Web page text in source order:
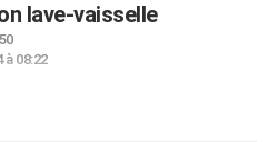
lave-vaisselle
à 08:22